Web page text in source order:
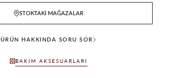
STOKTAKI MAĞAZALAR
ÜRÜN HAKKINDA SORU SOR
BAKIM AKSESUARLARI